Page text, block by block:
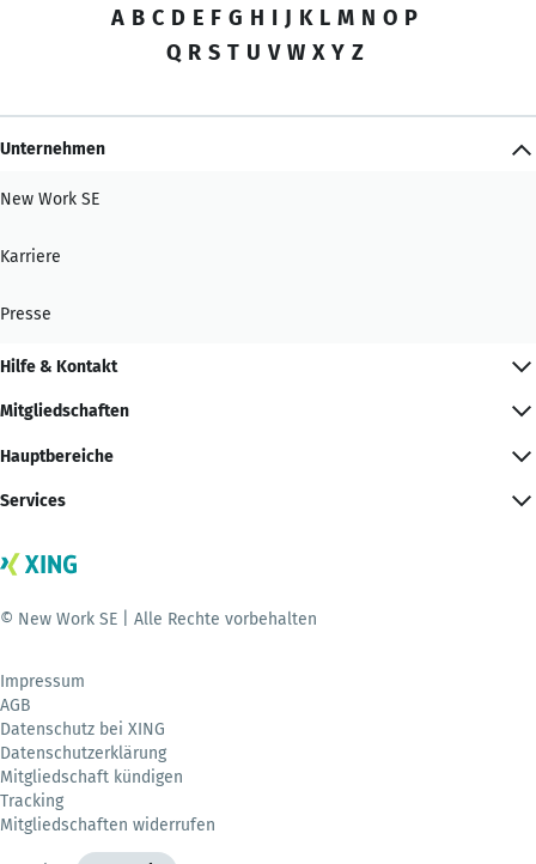
A B C D E F G H I J K L M N O P
Q R S T U V W X Y Z
Unternehmen
New Work SE
Karriere
Presse
Hilfe & Kontakt
Mitgliedschaften
Hauptbereiche
Services
© New Work SE | Alle Rechte vorbehalten
Impressum
AGB
Datenschutz bei XING
Datenschutzerklärung
Mitgliedschaft kündigen
Tracking
Mitgliedschaften widerrufen